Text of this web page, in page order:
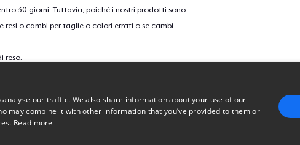
30 giorni. Tuttavia, poiché i nostri prodotti sono
o cambi per taglie o colori errati o se cambi
reso.
Women's Premium V-Neck Tee
Premium Long Sleeve Tee
Women's Comfort Tee
our traffic. We also share information about your use of our
may combine it with other information that you’ve provided to them or
Read more